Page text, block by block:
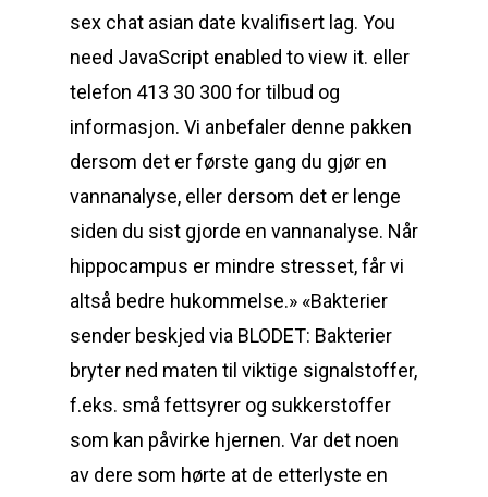
sex chat asian date kvalifisert lag. You
need JavaScript enabled to view it. eller
telefon 413 30 300 for tilbud og
informasjon. Vi anbefaler denne pakken
dersom det er første gang du gjør en
vannanalyse, eller dersom det er lenge
siden du sist gjorde en vannanalyse. Når
hippocampus er mindre stresset, får vi
altså bedre hukommelse.» «Bakterier
sender beskjed via BLODET: Bakterier
bryter ned maten til viktige signalstoffer,
f.eks. små fettsyrer og sukkerstoffer
som kan påvirke hjernen. Var det noen
av dere som hørte at de etterlyste en